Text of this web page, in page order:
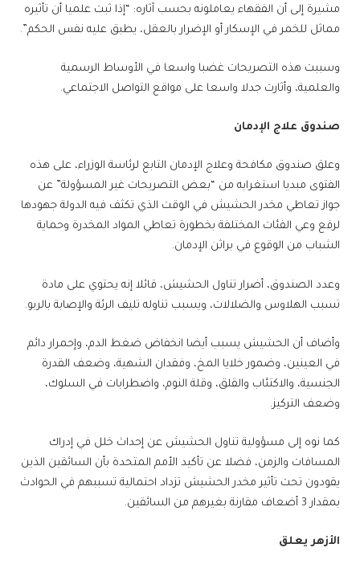
مشيرة إلى أن الفقهاء يعاملونه بحسب آثاره: “إذا ثبت علميا أن تأثيره
مماثل للخمر في الإسكار أو الإضرار بالعقل، يطبق عليه نفس الحكم”.
وسببت هذه التصريحات غضبا واسعا في الأوساط الرسمية
والعلمية، وأثارت جدلا واسعا على مواقع التواصل الاجتماعي.
صندوق علاج الإدمان
وعلق صندوق مكافحة وعلاج الإدمان التابع لرئاسة الوزراء، على هذه
الفتوى مبديا استغرابه من “بعض التصريحات غير المسؤولة” عن
جواز تعاطي مخدر الحشيش في الوقت الذي تكثف فيه الدولة جهودها
لرفع وعي الفئات المختلفة بخطورة تعاطي المواد المخدرة وحماية
الشباب من الوقوع في براثن الإدمان.
وعدد الصندوق، أضرار تناول الحشيش، قائلا إنه يحتوي على مادة
تسبب الهلاوس والضلالات، ويسبب تناوله تليف الرئة والإصابة بالربو.
وأضاف أن الحشيش يسبب أيضا انخفاض ضغط الدم، وإحمرار دائم
في العينين، وضمور خلايا المخ، وفقدان الشهية، وضعف القدرة
الجنسية، والاكتئاب والقلق، وقلة النوم، واضطرابات في السلوك،
وضعف التركيز.
كما نوه إلى مسؤولية تناول الحشيش عن إحداث خلل في إدراك
المسافات والزمن، فضلا عن تأكيد الأمم المتحدة بأن السائقين الذين
يقودون تحت تأثير مخدر الحشيش تزداد احتمالية تسببهم في الحوادث
بمقدار 3 أضعاف مقارنة بغيرهم من السائقين.
الأزهر يعلق